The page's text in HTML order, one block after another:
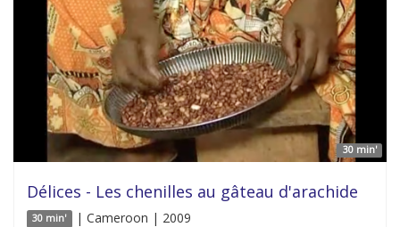
30 min'
Délices - Les chenilles au gâteau d'arachide
30 min' | Cameroon | 2009